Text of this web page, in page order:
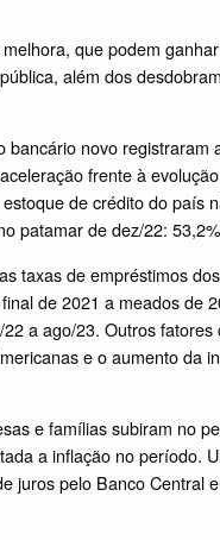
que podem
além dos
novo registraram
frente à
de crédito do país
patamar de dez/22:
taxas de empréstimos
de 2021 a meados de
a ago/23. Outros
e o aumento da
e famílias subiram no
a inflação no período.
juros pelo Banco Central